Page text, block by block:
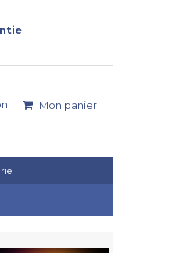
Mon panier